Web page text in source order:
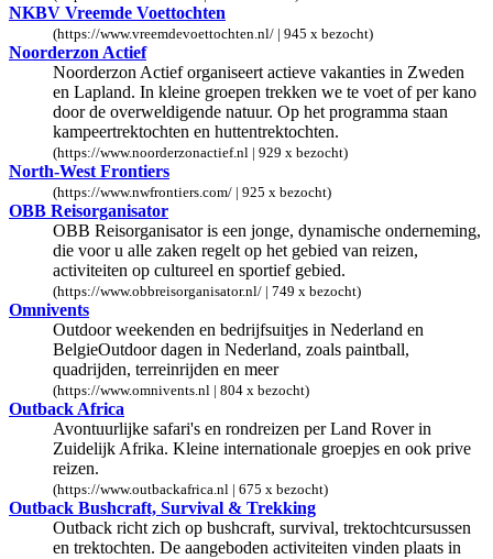
NKBV Vreemde Voettochten
(https://www.vreemdevoettochten.nl/ | 945 x bezocht)
Noorderzon Actief
Noorderzon Actief organiseert actieve vakanties in Zweden
en Lapland. In kleine groepen trekken we te voet of per kano
door de overweldigende natuur. Op het programma staan
kampeertrektochten en huttentrektochten.
(https://www.noorderzonactief.nl | 929 x bezocht)
North-West Frontiers
(https://www.nwfrontiers.com/ | 925 x bezocht)
OBB Reisorganisator
OBB Reisorganisator is een jonge, dynamische onderneming,
die voor u alle zaken regelt op het gebied van reizen,
activiteiten op cultureel en sportief gebied.
(https://www.obbreisorganisator.nl/ | 749 x bezocht)
Omnivents
Outdoor weekenden en bedrijfsuitjes in Nederland en
BelgieOutdoor dagen in Nederland, zoals paintball,
quadrijden, terreinrijden en meer
(https://www.omnivents.nl | 804 x bezocht)
Outback Africa
Avontuurlijke safari's en rondreizen per Land Rover in
Zuidelijk Afrika. Kleine internationale groepjes en ook prive
reizen.
(https://www.outbackafrica.nl | 675 x bezocht)
Outback Bushcraft, Survival & Trekking
Outback richt zich op bushcraft, survival, trektochtcursussen
en trektochten. De aangeboden activiteiten vinden plaats in